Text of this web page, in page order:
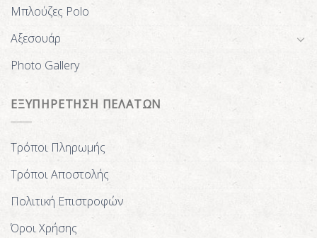
Μπλούζες Polo
Αξεσουάρ
Photo Gallery
ΕΞΥΠΗΡΕΤΗΣΗ ΠΕΛΑΤΩΝ
Τρόποι Πληρωμής
Τρόποι Αποστολής
Πολιτική Επιστροφών
Όροι Χρήσης